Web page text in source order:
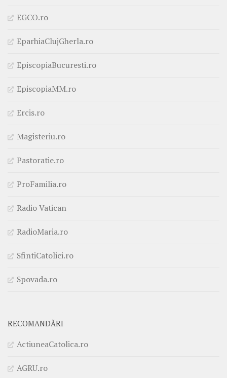
EGCO.ro
EparhiaClujGherla.ro
EpiscopiaBucuresti.ro
EpiscopiaMM.ro
Ercis.ro
Magisteriu.ro
Pastoratie.ro
ProFamilia.ro
Radio Vatican
RadioMaria.ro
SfintiCatolici.ro
Spovada.ro
RECOMANDĂRI
ActiuneaCatolica.ro
AGRU.ro